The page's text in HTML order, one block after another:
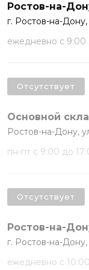
Ростов-на-
г. Ростов-на-
ежедневно с 9:00
Основной
Ростов-на-Дону,
пн-пт с 9:00 до
Отсутствует
Ростов-на-
г. Ростов-на-
ежедневно с
Отсутствует